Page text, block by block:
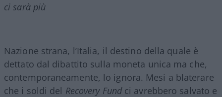
ci sarà più
Nazione strana, l’Italia, il destino della quale è
dettato dal dibattito sulla moneta unica ma che,
contemporaneamente, lo ignora. Mesi a blaterare
che i soldi del Recovery Fundci avrebbero salvato e